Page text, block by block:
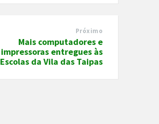
Próximo
Mais computadores e
impressoras entregues às
Escolas da Vila das Taipas